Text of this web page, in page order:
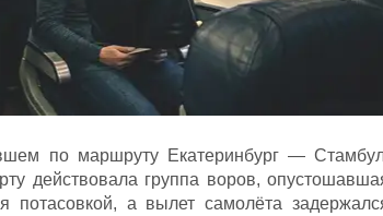
по маршруту Екатеринбург —
действовала группа воров,
потасовкой, а вылет самолёта